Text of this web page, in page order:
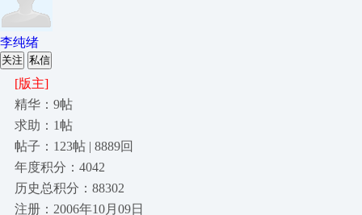
李纯绪
关注 私信
[版主]
精华：9帖
求助：1帖
帖子：123帖 | 8889回
年度积分：4042
历史总积分：88302
注册：2006年10月09日